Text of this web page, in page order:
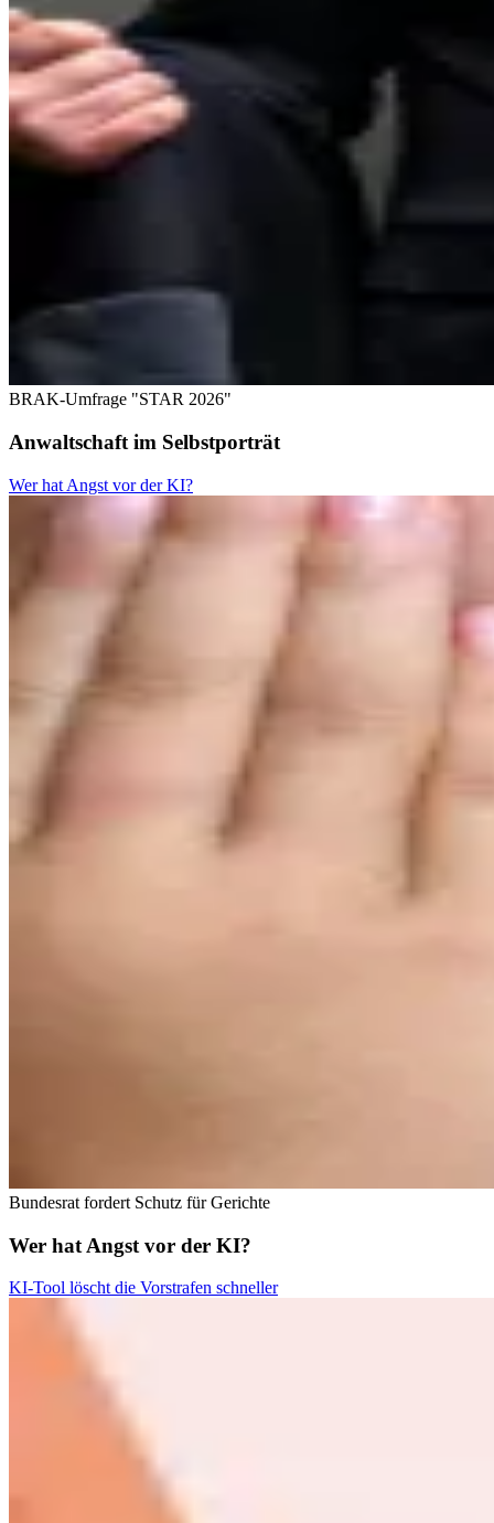
BRAK-Umfrage "STAR 2026"
Anwaltschaft im Selbstporträt
Wer hat Angst vor der KI?
Bundesrat fordert Schutz für Gerichte
Wer hat Angst vor der KI?
KI-Tool löscht die Vorstrafen schneller